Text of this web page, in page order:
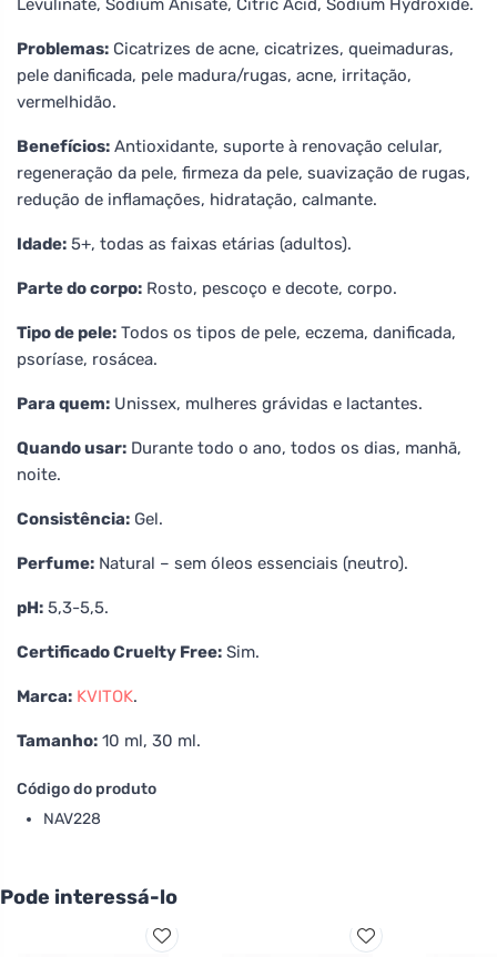
Problemas: Cicatrizes de acne, cicatrizes, queimaduras,
pele danificada, pele madura/rugas, acne, irritação,
vermelhidão.
Benefícios: Antioxidante, suporte à renovação celular,
regeneração da pele, firmeza da pele, suavização de rugas,
redução de inflamações, hidratação, calmante.
Idade: 5+, todas as faixas etárias (adultos).
Parte do corpo: Rosto, pescoço e decote, corpo.
Tipo de pele: Todos os tipos de pele, eczema, danificada,
psoríase, rosácea.
Para quem: Unissex, mulheres grávidas e lactantes.
Quando usar: Durante todo o ano, todos os dias, manhã,
noite.
Consistência: Gel.
Perfume: Natural – sem óleos essenciais (neutro).
pH: 5,3-5,5.
Certificado Cruelty Free: Sim.
Marca: KVITOK.
Tamanho: 10 ml, 30 ml.
Código do produto
NAV228
Pode interessá-lo